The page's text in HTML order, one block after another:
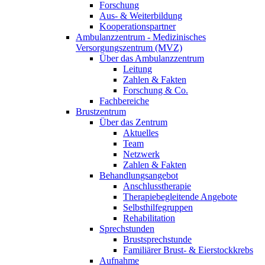
Forschung
Aus- & Weiterbildung
Kooperationspartner
Ambulanzzentrum - Medizinisches
Versorgungszentrum (MVZ)
Über das Ambulanzzentrum
Leitung
Zahlen & Fakten
Forschung & Co.
Fachbereiche
Brustzentrum
Über das Zentrum
Aktuelles
Team
Netzwerk
Zahlen & Fakten
Behandlungsangebot
Anschlusstherapie
Therapiebegleitende Angebote
Selbsthilfegruppen
Rehabilitation
Sprechstunden
Brustsprechstunde
Familiärer Brust- & Eierstockkrebs
Aufnahme